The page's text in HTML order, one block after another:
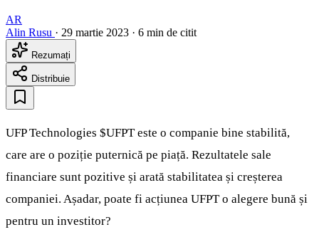
AR
Alin Rusu · 29 martie 2023 · 6 min de citit
Rezumați
Distribuie
UFP Technologies $UFPTeste o companie bine stabilită,
care are o poziție puternică pe piață. Rezultatele sale
financiare sunt pozitive și arată stabilitatea și creșterea
companiei. Așadar, poate fi acțiunea UFPT o alegere bună și
pentru un investitor?